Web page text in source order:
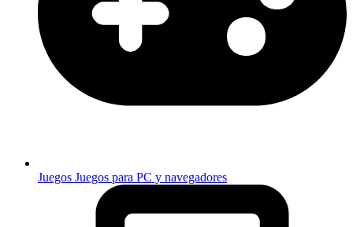
Juegos Juegos para PC y navegadores